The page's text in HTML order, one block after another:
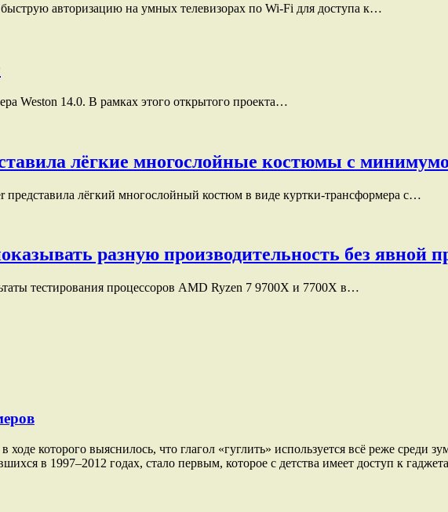
авторизацию на умных телевизорах по Wi-Fi для доступа к…
Weston 14.0. В рамках этого открытого проекта…
лёгкие многослойные костюмы с
лёгкий многослойный костюм в виде куртки-трансформера с…
разную производительность без явной
тестирования процессоров AMD Ryzen 7 9700X и 7700X в…
которого выяснилось, что глагол «гуглить» используется всё реже среди
в 1997–2012 годах, стало первым, которое с детства имеет доступ к